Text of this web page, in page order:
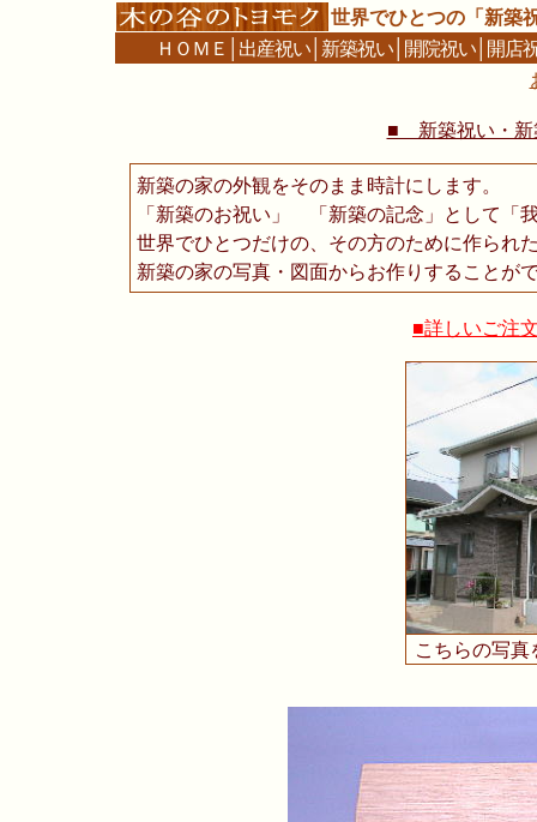
世界でひとつの「新築
ＨＯＭＥ 出産祝い 新築祝い 開院祝い 開店
■ 新築祝い・
新築の家の外観をそのまま時計にします。
「新築のお祝い」 「新築の記念」として「
世界でひとつだけの、その方のために作られ
新築の家の写真・図面からお作りすることが
■詳しいご注
こちらの写